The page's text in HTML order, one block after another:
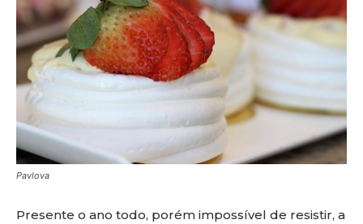
Pavlova
Presente o ano todo, porém impossível de resistir, a